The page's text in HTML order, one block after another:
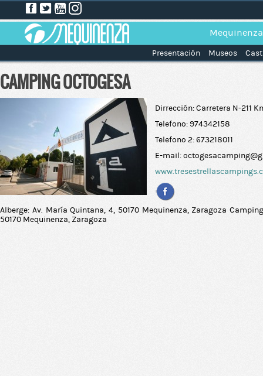
Mequinenza
Presentación Museos
CAMPING OCTOGESA
Dirrección: Carretera N-211
Telefono: 974342158
Telefono 2: 673218011
E-mail:
Alberge: Av. María Quintana, 4, 50170 Mequinenza, Zaragoza
50170 Mequinenza, Zaragoza